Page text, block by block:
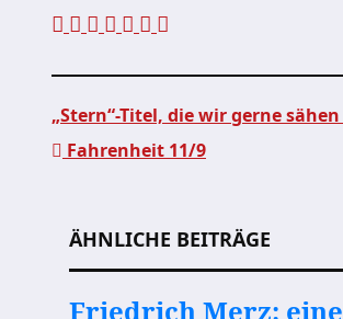
„Stern“-Titel, die wir gerne sähen
Fahrenheit 11/9
ÄHNLICHE BEITRÄGE
Friedrich Merz: eine